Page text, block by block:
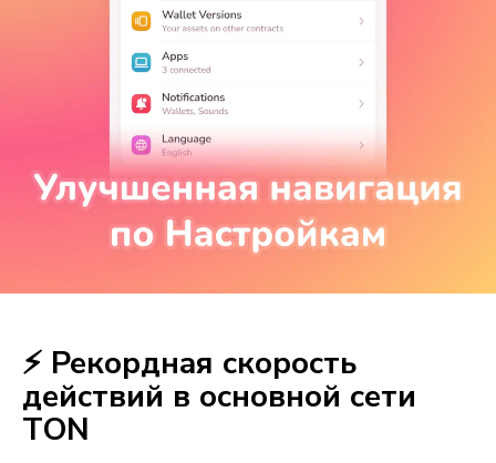
⚡ Рекордная скорость
действий в основной сети
TON